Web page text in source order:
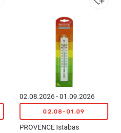
02.08.2026 - 01.09.2026
02.08-01.09
PROVENCE Istabas